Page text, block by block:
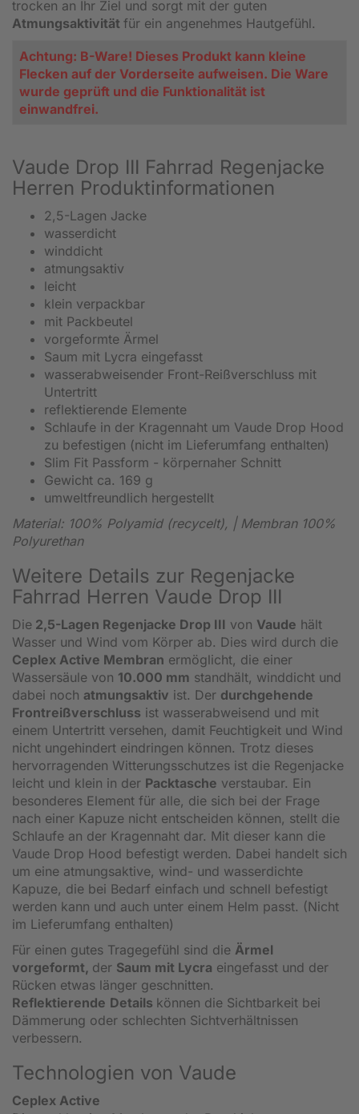
trocken an Ihr Ziel und sorgt mit der guten
Atmungsaktivität für ein angenehmes Hautgefühl.
Achtung: B-Ware! Dieses Produkt kann kleine
Flecken auf der Vorderseite aufweisen. Die Ware
wurde geprüft und die Funktionalität ist
einwandfrei.
Vaude Drop III Fahrrad Regenjacke
Herren Produktinformationen
2,5-Lagen Jacke
wasserdicht
winddicht
atmungsaktiv
leicht
klein verpackbar
mit Packbeutel
vorgeformte Ärmel
Saum mit Lycra eingefasst
wasserabweisender Front-Reißverschluss mit
Untertritt
reflektierende Elemente
Schlaufe in der Kragennaht um Vaude Drop Hood
zu befestigen (nicht im Lieferumfang enthalten)
Slim Fit Passform - körpernaher Schnitt
Gewicht ca. 169 g
umweltfreundlich hergestellt
Material: 100% Polyamid (recycelt), | Membran 100%
Polyurethan
Weitere Details zur Regenjacke
Fahrrad Herren Vaude Drop III
Die 2,5-Lagen Regenjacke Drop III von Vaude hält
Wasser und Wind vom Körper ab. Dies wird durch die
Ceplex Active Membran ermöglicht, die einer
Wassersäule von 10.000 mm standhält, winddicht und
dabei noch atmungsaktiv ist. Der durchgehende
Frontreißverschluss ist wasserabweisend und mit
einem Untertritt versehen, damit Feuchtigkeit und Wind
nicht ungehindert eindringen können. Trotz dieses
hervorragenden Witterungsschutzes ist die Regenjacke
leicht und klein in der Packtasche verstaubar. Ein
besonderes Element für alle, die sich bei der Frage
nach einer Kapuze nicht entscheiden können, stellt die
Schlaufe an der Kragennaht dar. Mit dieser kann die
Vaude Drop Hood befestigt werden. Dabei handelt sich
um eine atmungsaktive, wind- und wasserdichte
Kapuze, die bei Bedarf einfach und schnell befestigt
werden kann und auch unter einem Helm passt. (Nicht
im Lieferumfang enthalten)
Für einen gutes Tragegefühl sind die Ärmel
vorgeformt, der Saum mit Lycra eingefasst und der
Rücken etwas länger geschnitten.
Reflektierende Details können die Sichtbarkeit bei
Dämmerung oder schlechten Sichtverhältnissen
verbessern.
Technologien von Vaude
Ceplex Active